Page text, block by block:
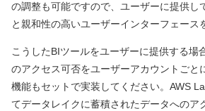
の調整も可能ですので、ユーザーに提供し
と親和性の高いユーザーインターフェース
こうしたBIツールをユーザーに提供する場
のアクセス可否をユーザーアカウントごと
機能もセットで実装してください。AWS
てデータレイクに蓄積されたデータへのア